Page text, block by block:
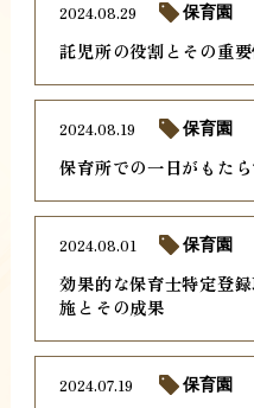
託児所の役割とその重
2024.08.29 保育園
保育所での一日がもた
2024.08.19 保育園
効果的な保育士特定登
施とその成果
2024.08.01 保育園
2024.07.19 保育園